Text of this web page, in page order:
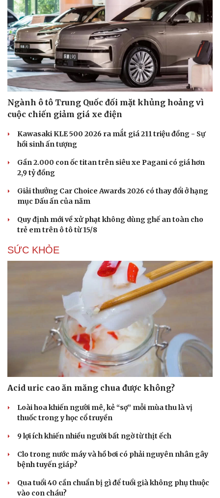
Du lịch
Tư vấn
Săn Tour
check-in
Podcast
Đọc truyện đêm khuya
Ngành ô tô Trung Quốc đối mặt khủng hoảng vì
cuộc chiến giảm giá xe điện
Kawasaki KLE 500 2026 ra mắt giá 211 triệu đồng - Sự
hồi sinh ấn tượng
Gần 2.000 con ốc titan trên siêu xe Pagani có giá hơn
2,9 tỷ đồng
Giải thưởng Car Choice Awards 2026 có thay đổi ở hạng
mục Dấu ấn của năm
Quy định mới về xử phạt không dùng ghế an toàn cho
trẻ em trên ô tô từ 15/8
SỨC KHỎE
Acid uric cao ăn măng chua được không?
Loài hoa khiến người mê, kẻ “sợ” mỗi mùa thu là vị
thuốc trong y học cổ truyền
9 lợi ích khiến nhiều người bất ngờ từ thịt ếch
Clo trong nước máy và hồ bơi có phải nguyên nhân gây
bệnh tuyến giáp?
Qua tuổi 40 cần chuẩn bị gì để tuổi già không phụ thuộc
vào con cháu?